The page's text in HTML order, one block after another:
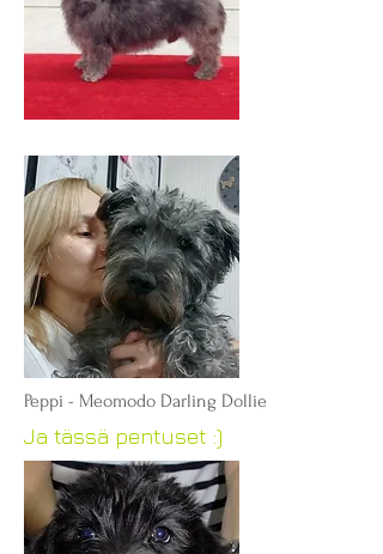
Peppi - Meomodo Darling Dollie
Ja tässä pentuset :)